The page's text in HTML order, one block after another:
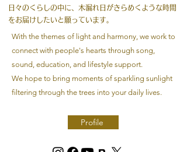
日々のくらしの中に、木漏れ日がきらめくような時間
をお届けしたいと願っています。
With the themes of light and harmony, we work to
connect with people's hearts through song,
sound, education, and lifestyle support.
We hope to bring moments of sparkling sunlight
filtering through the trees into your daily lives.
Profile